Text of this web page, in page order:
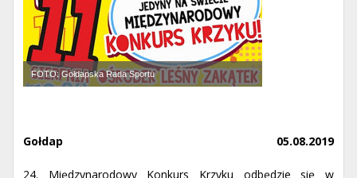
FOTO: Gołdapska Rada Sportu
05.08.2019
Gołdap
24. Międzynarodowy Konkurs Krzyku odbędzie się w